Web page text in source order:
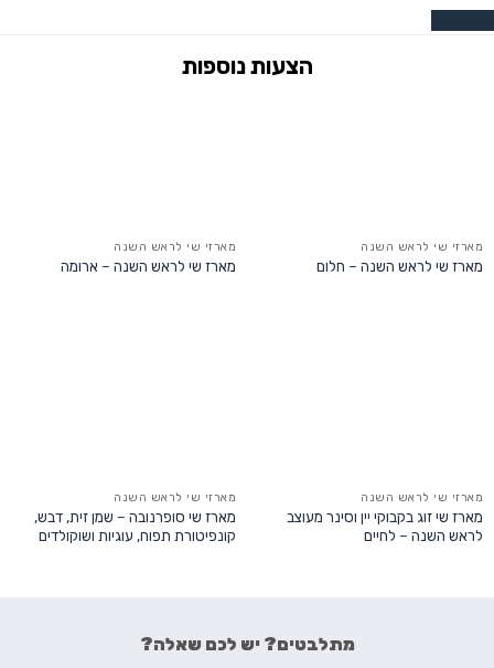
מארזי שי לראש השנה
מארז שי לראש השנה – חלום
מארזי שי לראש השנה
מארז שי לראש השנה – ארומה
מארזי שי לראש השנה
מארז שי זוג בקבוקי יין וסינר מעוצב
לראש השנה – לחיים
מארזי שי לראש השנה
מארז שי סופרנובה – שמן זית, דבש,
קונפיטורת תפוח, עוגיות ושוקולדים
מתלבטים? יש לכם שאלה?